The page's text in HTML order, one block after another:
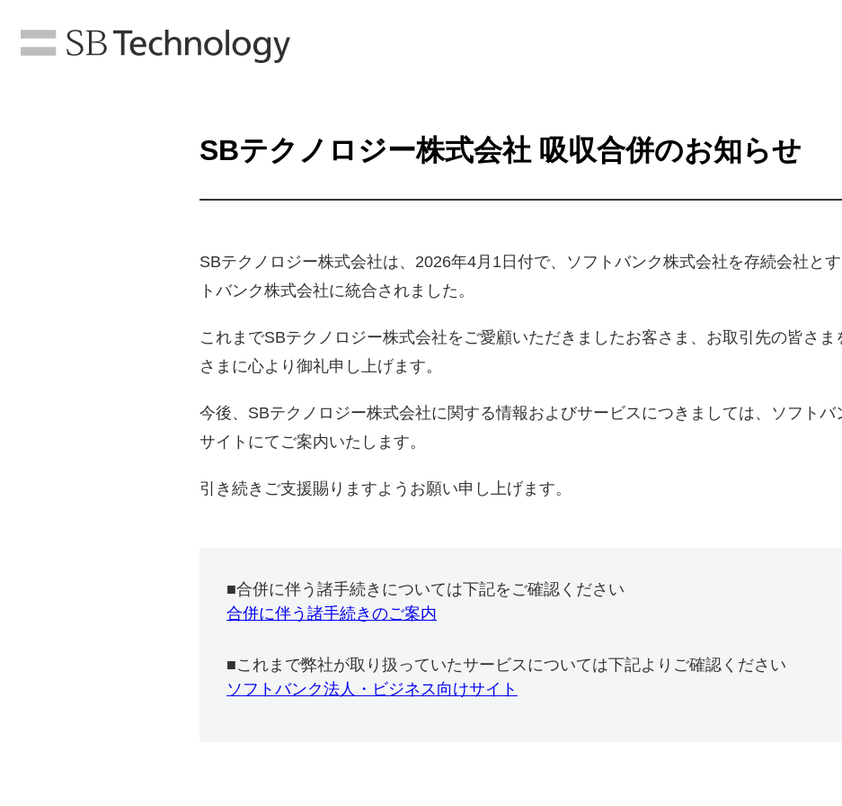
SBテクノロジー株式会社 吸収合併のお知らせ
SBテクノロジー株式会社は、2026年4月1日付で、ソフトバンク株式会社を存続会社と
トバンク株式会社に統合されました。
これまでSBテクノロジー株式会社をご愛顧いただきましたお客さま、お取引先の皆さ
さまに心より御礼申し上げます。
今後、SBテクノロジー株式会社に関する情報およびサービスにつきましては、ソフトバ
サイトにてご案内いたします。
引き続きご支援賜りますようお願い申し上げます。
■合併に伴う諸手続きについては下記をご確認ください
合併に伴う諸手続きのご案内
■これまで弊社が取り扱っていたサービスについては下記よりご確認ください
ソフトバンク法人・ビジネス向けサイト